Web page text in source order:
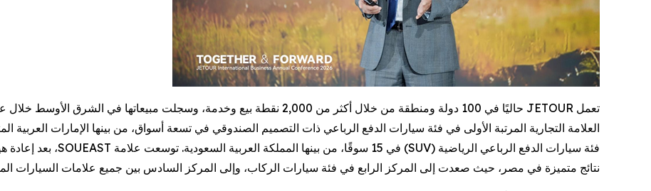
العلامة التجارية المرتبة الأولى في فئة سيارات الدفع الرباعي ذات التصميم الصندوقي في تسعة أسواق، من بينها الإمارات العربية
نتائج متميزة في مصر، حيث صعدت إلى المركز الرابع في فئة سيارات الركاب، وإلى المركز السادس بين جميع علامات السيارات